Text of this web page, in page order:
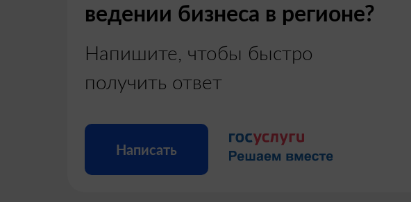
ведении бизнеса в регионе?
Напишите, чтобы быстро
получить ответ
Написать